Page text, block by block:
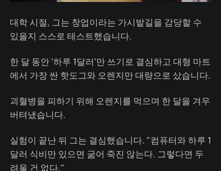
대학 시절, 그는 창업이라는 가시밭길을 감당할 수
있을지 스스로 테스트했습니다.
한 달 동안 '하루 1달러'만 쓰기로 결심하고 대형 마트
에서 가장 싼 핫도그와 오렌지만 대량으로 샀습니다.
괴혈병을 피하기 위해 오렌지를 먹으며 한 달을 겨우
버텨냈습니다.
실험이 끝난 뒤 그는 결심했습니다. "컴퓨터와 하루 1
달러 식비만 있으면 굶어 죽진 않는다. 그렇다면 두
려울 건 없다."